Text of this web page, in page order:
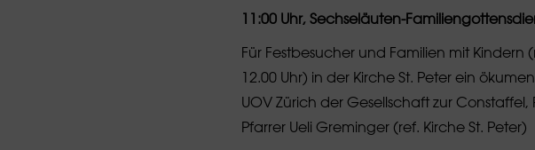
11:00 Uhr, Sechseläuten-
Für Festbesucher und Familien mit
12.00 Uhr) in der Kirche St. Peter ein
UOV Zürich der Gesellschaft zur
Pfarrer Ueli Greminger (ref. Kirche St. Peter)